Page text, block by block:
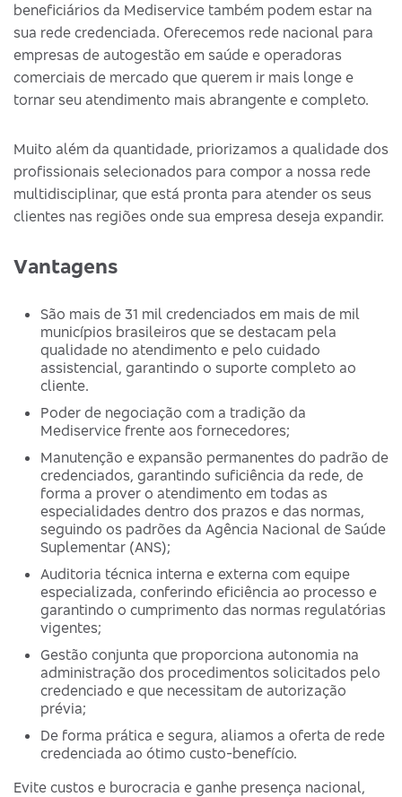
beneficiários da Mediservice também podem estar na
sua rede credenciada. Oferecemos rede nacional para
empresas de autogestão em saúde e operadoras
comerciais de mercado que querem ir mais longe e
tornar seu atendimento mais abrangente e completo.
Muito além da quantidade, priorizamos a qualidade dos
profissionais selecionados para compor a nossa rede
multidisciplinar, que está pronta para atender os seus
clientes nas regiões onde sua empresa deseja expandir.
Vantagens
São mais de 31 mil credenciados em mais de mil
municípios brasileiros que se destacam pela
qualidade no atendimento e pelo cuidado
assistencial, garantindo o suporte completo ao
cliente.
Poder de negociação com a tradição da
Mediservice frente aos fornecedores;
Manutenção e expansão permanentes do padrão de
credenciados, garantindo suficiência da rede, de
forma a prover o atendimento em todas as
especialidades dentro dos prazos e das normas,
seguindo os padrões da Agência Nacional de Saúde
Suplementar (ANS);
Auditoria técnica interna e externa com equipe
especializada, conferindo eficiência ao processo e
garantindo o cumprimento das normas regulatórias
vigentes;
Gestão conjunta que proporciona autonomia na
administração dos procedimentos solicitados pelo
credenciado e que necessitam de autorização
prévia;
De forma prática e segura, aliamos a oferta de rede
credenciada ao ótimo custo-benefício.
Evite custos e burocracia e ganhe presença nacional,